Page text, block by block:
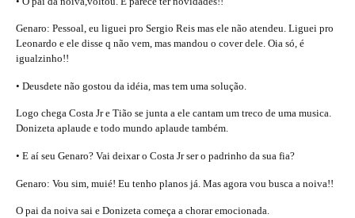
Genaro: Pessoal, eu liguei pro Sergio Reis mas ele não atendeu. Liguei pro
Leonardo e ele disse q não vem, mas mandou o cover dele. Oia só, é
igualzinho!!
• Deusdete não gostou da idéia, mas tem uma solução.
Logo chega Costa Jr e Tião se junta a ele cantam um treco de uma musica.
Donizeta aplaude e todo mundo aplaude também.
• E aí seu Genaro? Vai deixar o Costa Jr ser o padrinho da sua fia?
Genaro: Vou sim, muié! Eu tenho planos já. Mas agora vou busca a noiva!!
O pai da noiva sai e Donizeta começa a chorar emocionada.